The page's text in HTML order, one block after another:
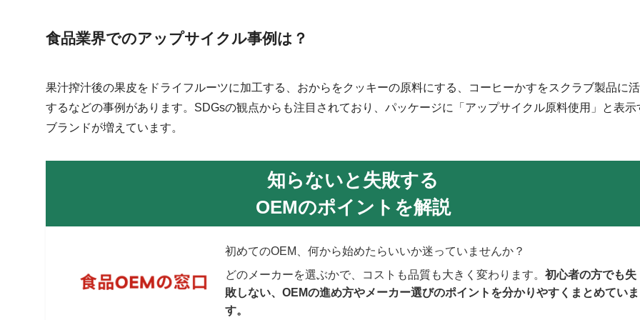
食品業界でのアップサイクル事例は？
果汁搾汁後の果皮をドライフルーツに加工する、おからをクッキーの原料にする、コーヒーかすをスクラブ製品に
するなどの事例があります。SDGsの観点からも注目されており、パッケージに「アップサイクル原料使用」と表示
ブランドが増えています。
知らないと失敗する
OEMのポイントを解説
初めてのOEM、何から始めたらいいか迷っていませんか？
どのメーカーを選ぶかで、コストも品質も大きく変わります。初心者の方でも失
敗しない、OEMの進め方やメーカー選びのポイントを分かりやすくまとめていま
す。